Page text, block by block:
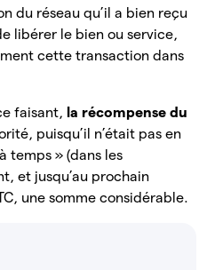
du réseau qu’il a bien reçu
libérer le bien ou service,
cette transaction dans
faisant, la récompense du
puisqu’il n’était pas en
temps » (dans les
et jusqu’au prochain
une somme considérable.